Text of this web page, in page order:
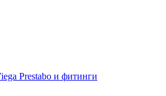
Prestabo и фитинги